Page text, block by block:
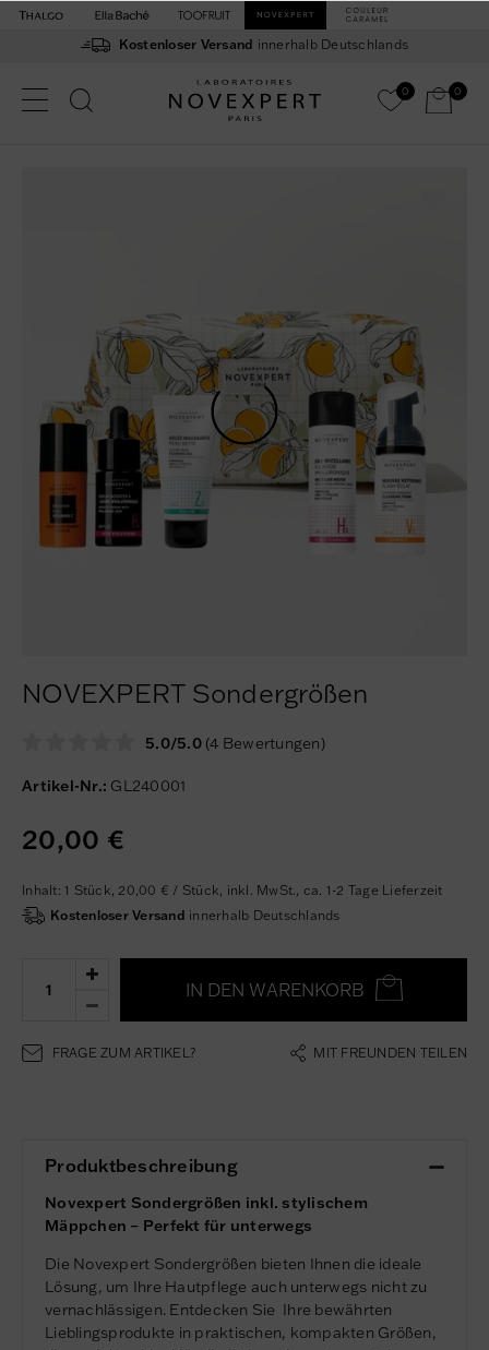
Kostenloser Versand innerhalb Deutschlands
0 0
NOVEXPERT Sondergrößen
5.0/5.0(4 Bewertungen)
Artikel-Nr.: GL240001
20,00 €
Inhalt: 1 Stück,20,00 € / Stück, inkl. MwSt., ca. 1-2 Tage Lieferzeit
Kostenloser Versand innerhalb Deutschlands
IN DEN WARENKORB
FRAGE ZUM ARTIKEL? MIT FREUNDEN TEILEN
Produktbeschreibung
Novexpert Sondergrößen inkl. stylischem
Mäppchen – Perfekt für unterwegs
Die Novexpert Sondergrößen bieten Ihnen die ideale
Lösung, um Ihre Hautpflege auch unterwegs nicht zu
vernachlässigen. Entdecken Sie Ihre bewährten
Lieblingsprodukte in praktischen, kompakten Größen,